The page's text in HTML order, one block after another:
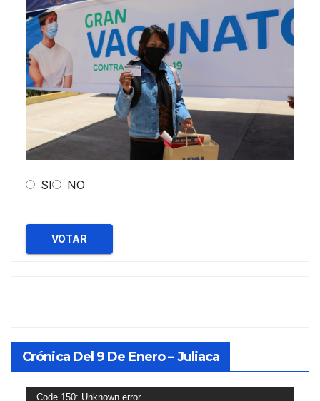
SI NO
VOTAR
Crónica Del 9 De Enero – Juliaca
Reproductor
Code 150: Unknown error.